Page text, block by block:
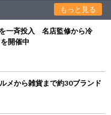
もっと見る
一斉投入 名店監修から冷
開催中
メから雑貨まで約30ブランド